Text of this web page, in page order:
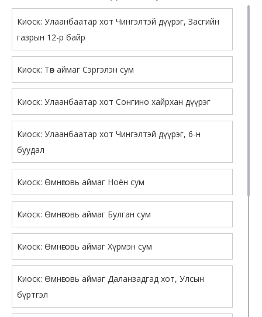
Төлбөрийн мэдээлэл харах
Гэрээ үүсгэх
Киоск: Улаанбаатар хот Чингэлтэй дүүрэг, Засгийн
газрын 12-р байр
Киоск: Төв аймаг Сэргэлэн сум
Киоск: Улаанбаатар хот Сонгино хайрхан дүүрэг
Киоск: Улаанбаатар хот Чингэлтэй дүүрэг, 6-н
буудал
Киоск: Өмнөговь аймаг Ноён сум
Киоск: Өмнөговь аймаг Булган сум
Киоск: Өмнөговь аймаг Хүрмэн сум
Киоск: Өмнөговь аймаг Даланзадгад хот, Улсын
бүртгэл